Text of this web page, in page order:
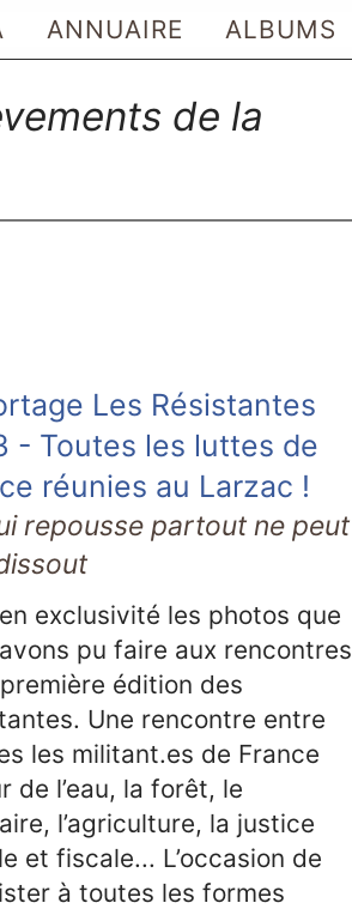
ANNUAIRE ALBUMS
de la
Les Résistantes
- Toutes les luttes de
réunies au Larzac !
repousse partout ne peut
exclusivité les photos que
pu faire aux rencontres
édition des
Une rencontre entre
les militant.es de France
de l’eau, la forêt, le
l’agriculture, la justice
et fiscale... L’occasion de
à toutes les formes